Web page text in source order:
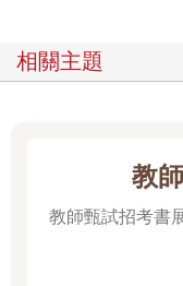
相關主題
教
教師甄試招考書